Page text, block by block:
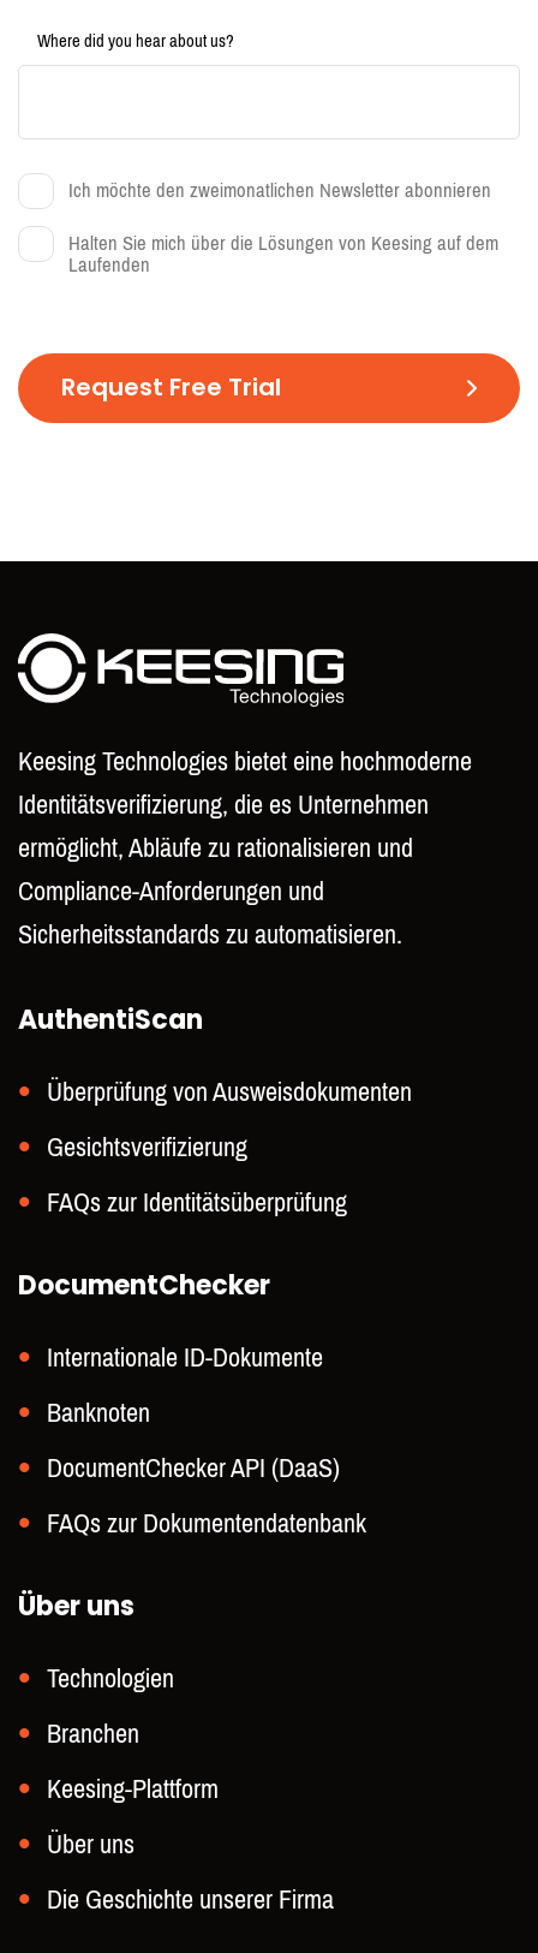
Where did you hear about us?
Ich möchte den zweimonatlichen Newsletter abonnieren
Halten Sie mich über die Lösungen von Keesing auf dem
Laufenden
A
C
H
Keesing Technologies bietet eine hochmoderne
Identitätsverifizierung, die es Unternehmen
ermöglicht, Abläufe zu rationalisieren und
Compliance-Anforderungen und
Sicherheitsstandards zu automatisieren.
AuthentiScan
Überprüfung von Ausweisdokumenten
Gesichtsverifizierung
FAQs zur Identitätsüberprüfung
DocumentChecker
Internationale ID-Dokumente
Banknoten
DocumentChecker API (DaaS)
FAQs zur Dokumentendatenbank
Über uns
Technologien
Branchen
Keesing-Plattform
Über uns
Die Geschichte unserer Firma